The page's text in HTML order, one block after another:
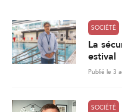
SOCIÉTÉ
La
estival
Publié le 3
SOCIÉTÉ